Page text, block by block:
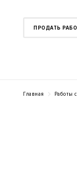
ПРОДАТЬ
Главная Работы